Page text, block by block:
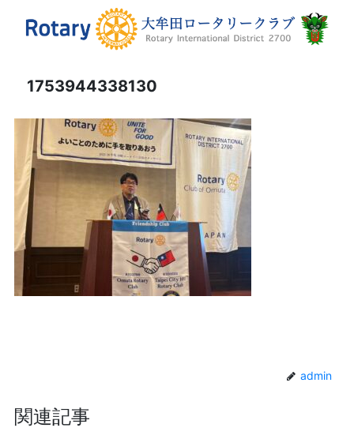
1753944338130
admin
関連記事